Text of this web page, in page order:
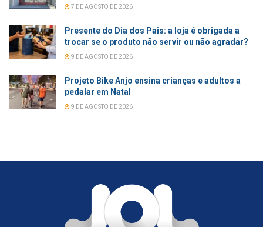
7 DE AGOSTO DE 2026
Presente do Dia dos Pais: a loja é obrigada a
trocar se o produto não servir ou não agradar?
9 DE AGOSTO DE 2026
Projeto Bike Anjo ensina crianças e adultos a
pedalar em Natal
9 DE AGOSTO DE 2026